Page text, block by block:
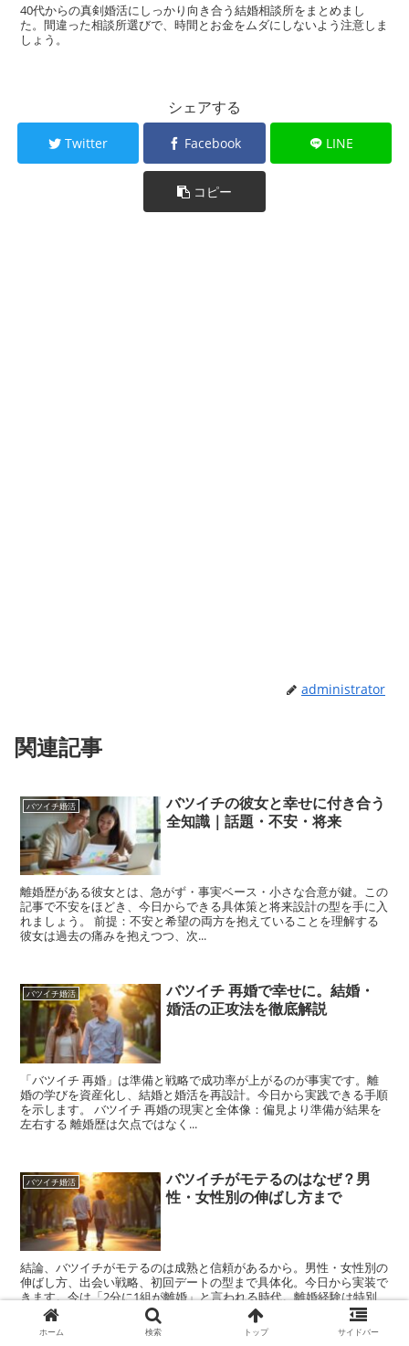
40代からの真剣婚活にしっかり向き合う結婚相談所をまとめまし
た。間違った相談所選びで、時間とお金をムダにしないよう注意しま
しょう。
シェアする
Twitter Facebook LINE
コピー
administrator
関連記事
バツイチ婚活
バツイチの彼女と幸せに付き合う
全知識｜話題・不安・将来
離婚歴がある彼女とは、急がず・事実ベース・小さな合意が鍵。この
記事で不安をほどき、今日からできる具体策と将来設計の型を手に入
れましょう。 前提：不安と希望の両方を抱えていることを理解する
彼女は過去の痛みを抱えつつ、次...
バツイチ婚活
バツイチ 再婚で幸せに。結婚・
婚活の正攻法を徹底解説
「バツイチ 再婚」は準備と戦略で成功率が上がるのが事実です。離
婚の学びを資産化し、結婚と婚活を再設計。今日から実践できる手順
を示します。 バツイチ 再婚の現実と全体像：偏見より準備が結果を
左右する 離婚歴は欠点ではなく...
バツイチ婚活
バツイチがモテるのはなぜ？男
性・女性別の伸ばし方まで
結論、バツイチがモテるのは成熟と信頼があるから。男性・女性別の
伸ばし方、出会い戦略、初回デートの型まで具体化。今日から実装で
きます。今は「2分に1組が離婚」と言われる時代。離婚経験は特別
ではない。むしろ経験の厚みが魅力に映ります。 ...
ホーム 検索 トップ サイドバー